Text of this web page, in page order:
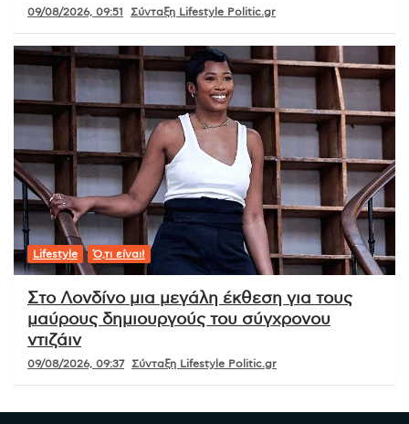
09/08/2026, 09:51 Σύνταξη Lifestyle Politic.gr
Lifestyle Ό,τι είναι!
Στο Λονδίνο μια μεγάλη έκθεση για τους
μαύρους δημιουργούς του σύγχρονου
ντιζάιν
09/08/2026, 09:37 Σύνταξη Lifestyle Politic.gr